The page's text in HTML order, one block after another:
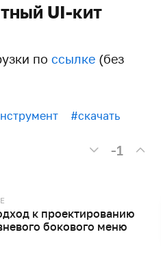
UI-кит
по ссылке (без
#скачать
-1
к проектированию
бокового меню